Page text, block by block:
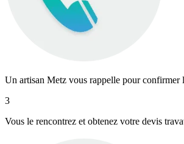
Un artisan Metz vous rappelle pour
3
Vous le rencontrez et obtenez votre devis